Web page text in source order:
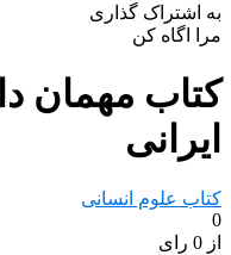
به اشتراک گذاری
مرا اگاه کن
کتاب مهمان
ایرانی
کتاب علوم انسانی
0
از 0 رای